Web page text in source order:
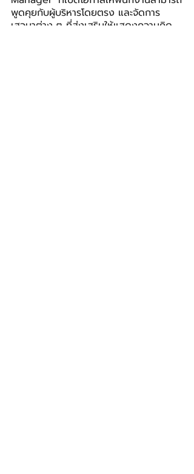
พูดคุยกับผู้บริหารโดยตรง และจัดการ
เสวนาต่าง ๆ ที่ส่งเสริมให้แสดงความคิด